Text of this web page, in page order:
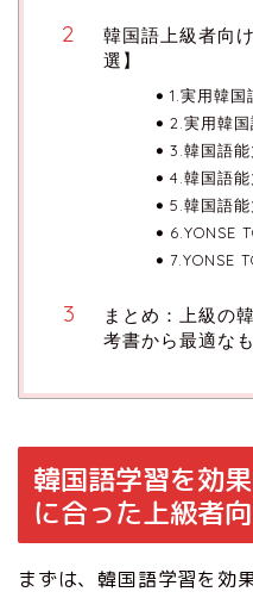
韓国語上級者向
選】
1.実用韓国
2.実用韓
3.韓国語
4.韓国語
5.韓国語
6.YONSE
7.YONSE
まとめ：上級の
考書から最適な
韓国語学習を効
に合った上級者
まずは、韓国語学習を効